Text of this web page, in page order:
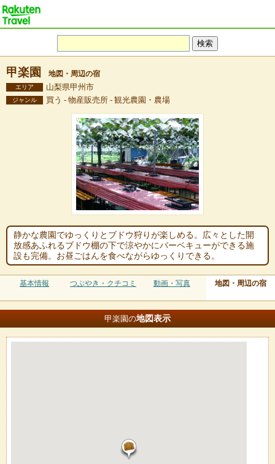
甲楽園 地図・周辺の宿
エリア 山梨県甲州市
ジャンル 買う - 物産販売所 - 観光農園・農場
静かな農園でゆっくりとブドウ狩りが楽しめる。広々とした開
放感あふれるブドウ棚の下で涼やかにバーベキューができる施
設も完備。お昼ごはんを食べながらゆっくりできる。
基本情報 つぶやき・クチコミ 動画・写真 地図・周辺の宿
甲楽園の地図表示